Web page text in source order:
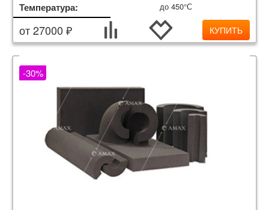
Температура: до 450°С
от 27000 ₽ КУПИТЬ
-30%